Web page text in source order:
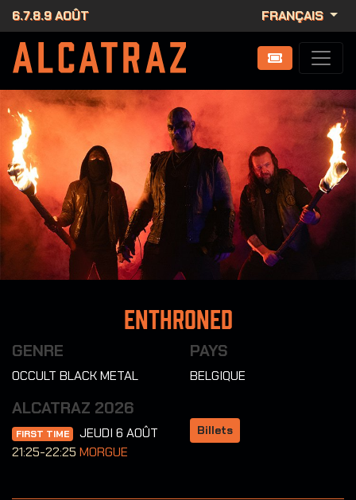
6.7.8.9 AOÛT FRANÇAIS
Enthroned
GENRE
OCCULT BLACK METAL
PAYS
BELGIQUE
ALCATRAZ 2026
FIRST TIME
JEUDI 6 AOÛT
21:25-22:25 MORGUE
Billets